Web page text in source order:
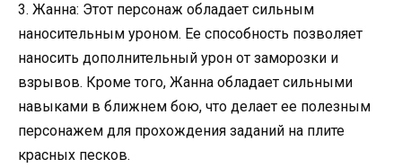
3. Жанна: Этот персонаж обладает сильным
наносительным уроном. Ее способность позволяет
наносить дополнительный урон от заморозки и
взрывов. Кроме того, Жанна обладает сильными
навыками в ближнем бою, что делает ее полезным
персонажем для прохождения заданий на плите
красных песков.